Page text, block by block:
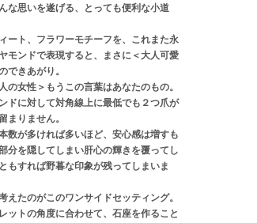
な思いを遂げる、とっても便利な小道
ート、フラワーモチーフを、これまた永
モンドで表現すると、まさに＜大人可愛
できあがり。
の女性＞もうこの言葉はあなたのもの。
ドに対して対角線上に最低でも２つ爪が
まりません。
数が多ければ多いほど、安心感は増すも
分を隠してしまい肝心の輝きを覆ってし
もすれば野暮な印象が残ってしまいま
えたのがこのワンサイドセッティング。
ットの角度に合わせて、石座を作ること